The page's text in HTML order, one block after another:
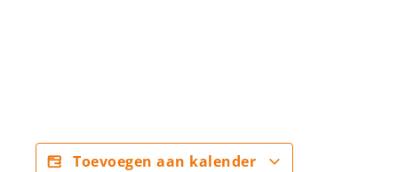
Toevoegen aan kalender